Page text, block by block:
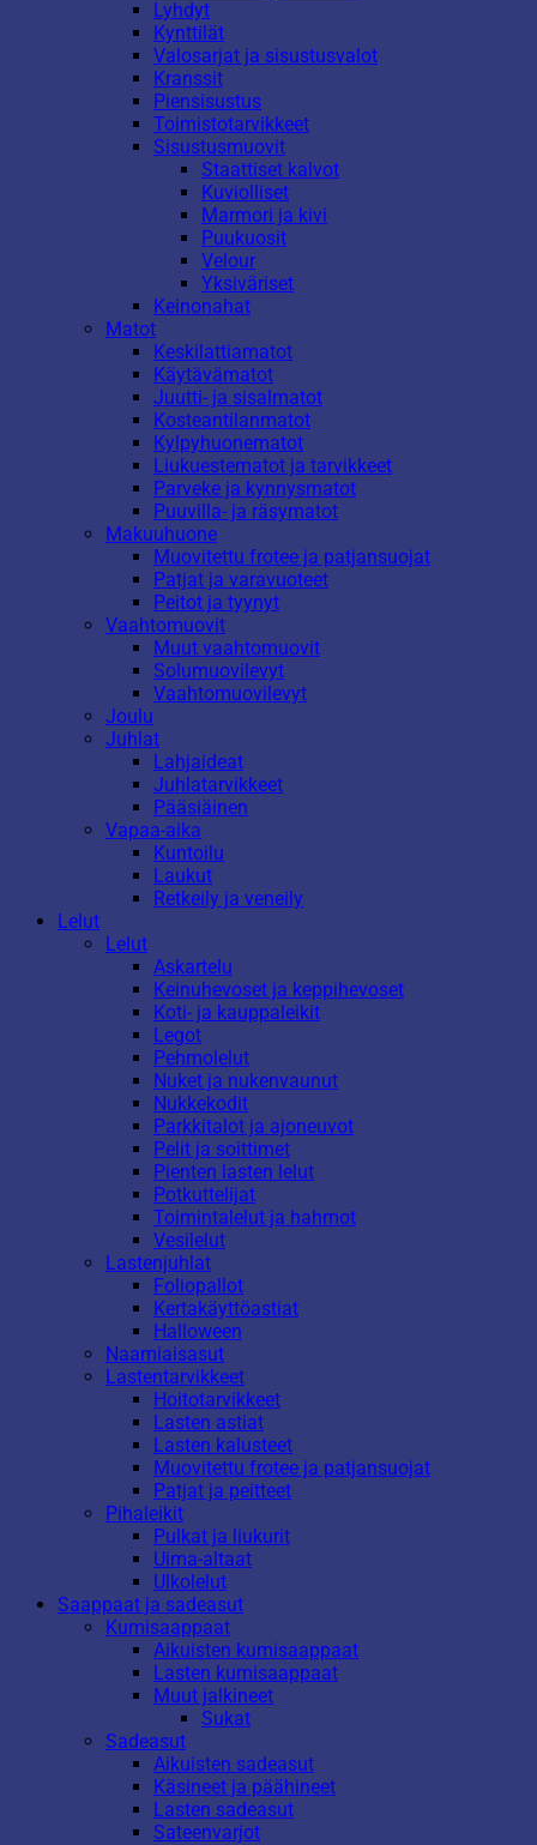
Lyhdyt
Kynttilät
Valosarjat ja sisustusvalot
Kranssit
Piensisustus
Toimistotarvikkeet
Sisustusmuovit
Staattiset kalvot
Kuviolliset
Marmori ja kivi
Puukuosit
Velour
Yksiväriset
Keinonahat
Matot
Keskilattiamatot
Käytävämatot
Juutti- ja sisalmatot
Kosteantilanmatot
Kylpyhuonematot
Liukuestematot ja tarvikkeet
Parveke ja kynnysmatot
Puuvilla- ja räsymatot
Makuuhuone
Muovitettu frotee ja patjansuojat
Patjat ja varavuoteet
Peitot ja tyynyt
Vaahtomuovit
Muut vaahtomuovit
Solumuovilevyt
Vaahtomuovilevyt
Joulu
Juhlat
Lahjaideat
Juhlatarvikkeet
Pääsiäinen
Vapaa-aika
Kuntoilu
Laukut
Retkeily ja veneily
Lelut
Lelut
Askartelu
Keinuhevoset ja keppihevoset
Koti- ja kauppaleikit
Legot
Pehmolelut
Nuket ja nukenvaunut
Nukkekodit
Parkkitalot ja ajoneuvot
Pelit ja soittimet
Pienten lasten lelut
Potkuttelijat
Toimintalelut ja hahmot
Vesilelut
Lastenjuhlat
Foliopallot
Kertakäyttöastiat
Halloween
Naamiaisasut
Lastentarvikkeet
Hoitotarvikkeet
Lasten astiat
Lasten kalusteet
Muovitettu frotee ja patjansuojat
Patjat ja peitteet
Pihaleikit
Pulkat ja liukurit
Uima-altaat
Ulkolelut
Saappaat ja sadeasut
Kumisaappaat
Aikuisten kumisaappaat
Lasten kumisaappaat
Muut jalkineet
Sukat
Sadeasut
Aikuisten sadeasut
Käsineet ja päähineet
Lasten sadeasut
Sateenvarjot